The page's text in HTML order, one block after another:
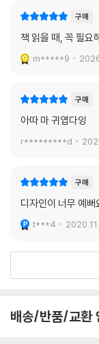
구매
책 읽을 때, 꼭 필요
m*****9
구매
아따 마 귀엽다잉
r*********d
구매
디자인이 너무 예뻐
t***4
배송/반품/교환